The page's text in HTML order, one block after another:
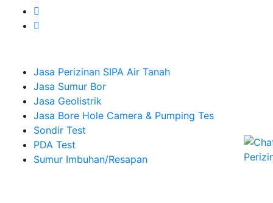
Jasa Perizinan SIPA Air Tanah
Jasa Sumur Bor
Jasa Geolistrik
Jasa Bore Hole Camera & Pumping Tes
Sondir Test
PDA Test
Sumur Imbuhan/Resapan